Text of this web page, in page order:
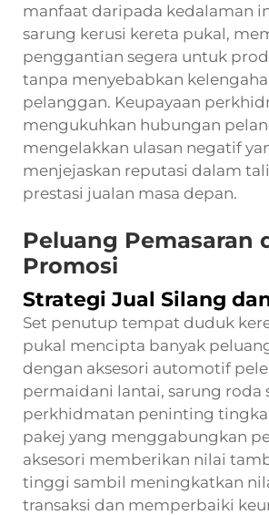
manfaat daripada kedalaman
sarung kerusi kereta pukal,
penggantian segera untuk
tanpa menyebabkan
pelanggan. Keupayaan
mengukuhkan hubungan
mengelakkan ulasan negatif
menjejaskan reputasi dalam
prestasi jualan masa depan.
Peluang Pemasaran
Promosi
Strategi Jual Silang
Set penutup tempat duduk
pukal mencipta banyak
dengan aksesori automotif
permaidani lantai, sarung roda
perkhidmatan peninting
pakej yang menggabungkan
aksesori memberikan nilai
tinggi sambil meningkatkan
transaksi dan memperbaiki